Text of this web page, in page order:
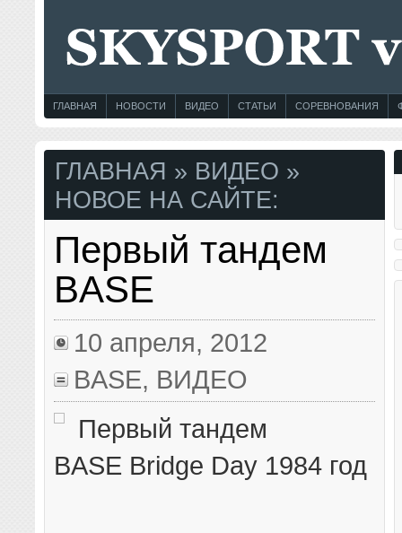
ГЛАВНАЯ НОВОСТИ ВИДЕО СТАТЬИ СОРЕВНОВАНИЯ
ГЛАВНАЯ » ВИДЕО »
НОВОЕ НА САЙТЕ:
Первый тандем
BASE
10 апреля, 2012
BASE, ВИДЕО
Первый тандем
BASE Bridge Day 1984 год